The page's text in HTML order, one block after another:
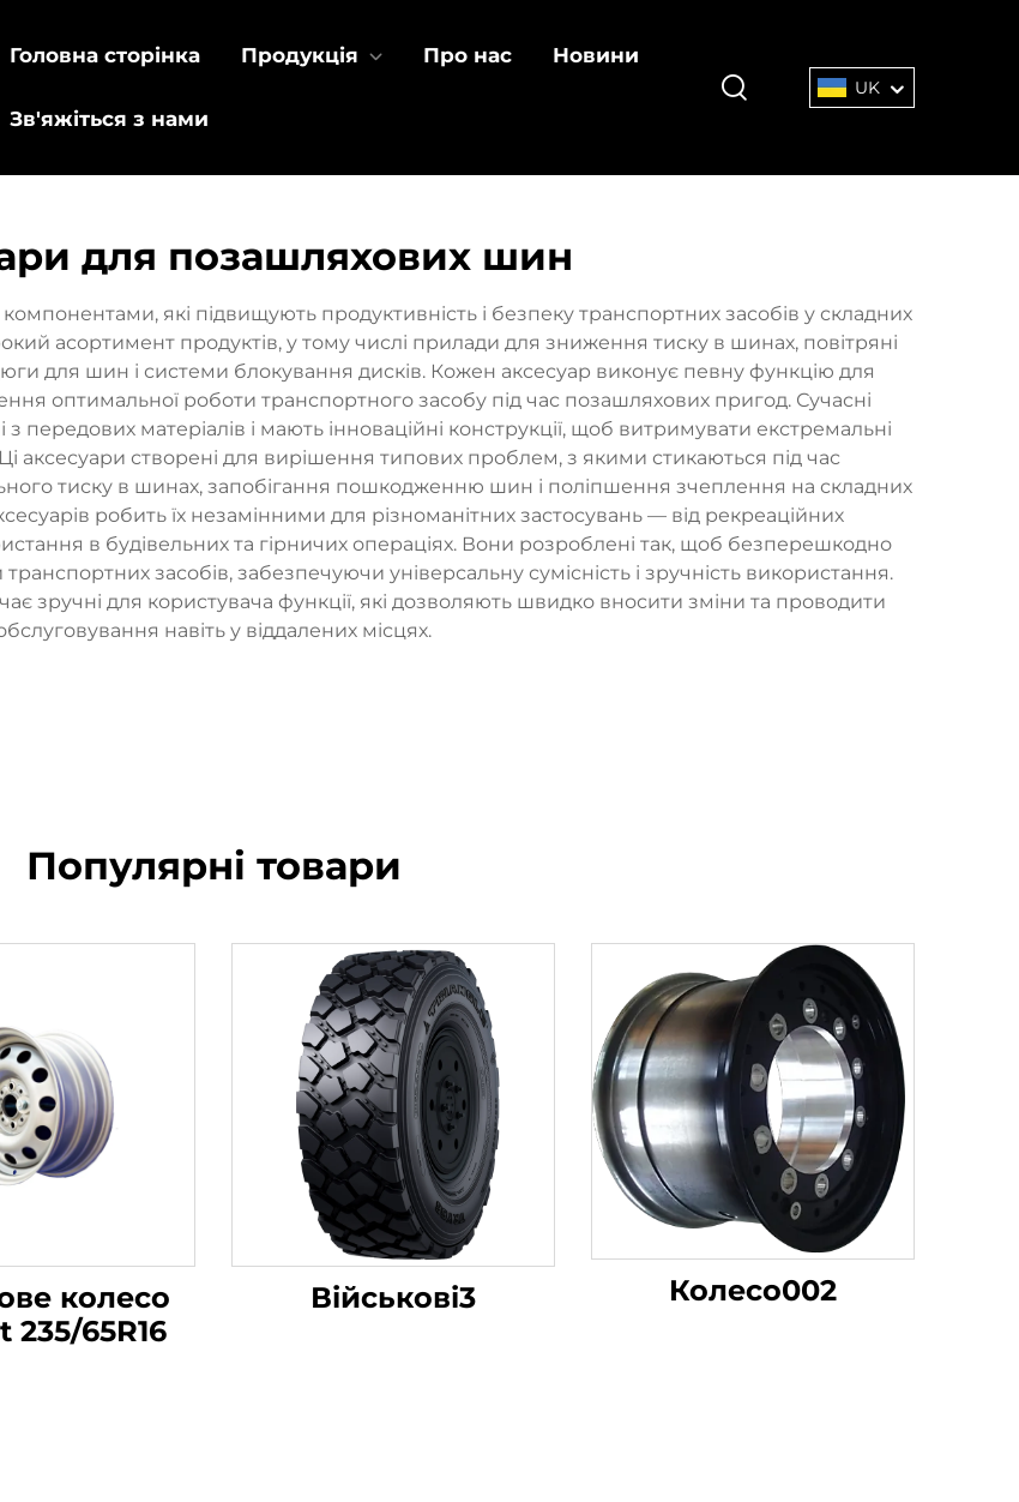
Головна сторінка Продукція Про нас Новини
Зв'яжіться з нами
UK
для позашляхових шин
які підвищують продуктивність і безпеку транспортних засобів у складних
асортимент продуктів, у тому числі прилади для зниження тиску в шинах, повітряні
для шин і системи блокування дисків. Кожен аксесуар виконує певну функцію для
оптимальної роботи транспортного засобу під час позашляхових пригод. Сучасні
матеріалів і мають інноваційні конструкції, щоб витримувати екстремальні
аксесуари створені для вирішення типових проблем, з якими стикаються під час
тиску в шинах, запобігання пошкодженню шин і поліпшення зчеплення на складних
робить їх незамінними для різноманітних застосувань — від рекреаційних
в будівельних та гірничих операціях. Вони розроблені так, щоб безперешкодно
засобів, забезпечуючи універсальну сумісність і зручність використання.
зручні для користувача функції, які дозволяють швидко вносити зміни та проводити
навіть у віддалених місцях.
Популярні товари
колесо
235/65R16
Військові3 Колесо002